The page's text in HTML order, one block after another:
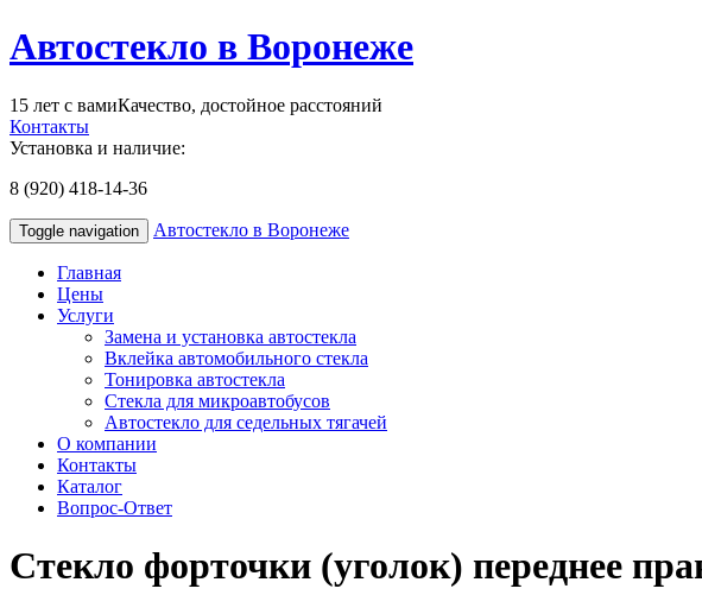
Автостекло в Воронеже
15 лет с вамиКачество, достойное расстояний
Контакты
Установка и наличие:
8 (920) 418-14-36
Toggle navigation Автостекло в Воронеже
Главная
Цены
Услуги
Замена и установка автостекла
Вклейка автомобильного стекла
Тонировка автостекла
Стекла для микроавтобусов
Автостекло для седельных тягачей
О компании
Контакты
Каталог
Вопрос-Ответ
Стекло форточки (уголок) переднее